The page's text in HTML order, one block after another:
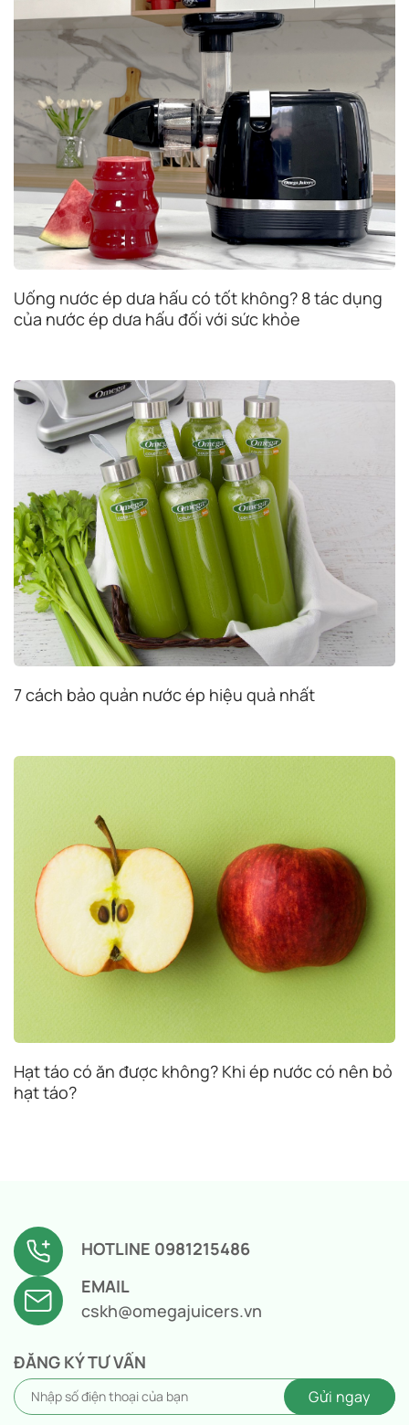
Uống nước ép dưa hấu có tốt không? 8 tác dụng
của nước ép dưa hấu đối với sức khỏe
7 cách bảo quản nước ép hiệu quả nhất
Hạt táo có ăn được không? Khi ép nước có nên bỏ
hạt táo?
HOTLINE 0981215486
EMAIL
cskh@omegajuicers.vn
ĐĂNG KÝ TƯ VẤN